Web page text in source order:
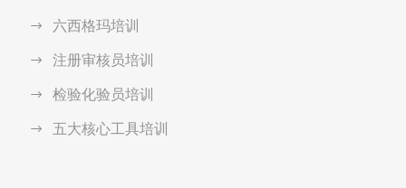
六西格玛培训
注册审核员培训
检验化验员培训
五大核心工具培训